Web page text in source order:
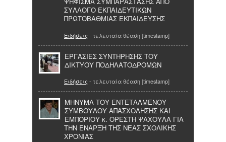
ΣΥΛΛΟΓΟ ΕΚΠΑΙΔΕΥΤΙΚΩΝ
ΠΡΩΤΟΒΑΘΜΙΑΣ ΕΚΠΑΙΔΕΥΣΗΣ
Ειδήσεις - τελευταία θέαση [timestamp]
ΕΡΓΑΣΙΕΣ ΣΥΝΤΗΡΗΣΗΣ ΤΟΥ
ΔΙΚΤΥΟΥ ΠΟΔΗΛΑΤΟΔΡΟΜΩΝ
Ειδήσεις - τελευταία θέαση [timestamp]
ΜΗΝΥΜΑ ΤΟΥ ΕΝΤΕΤΑΛΜΕΝΟΥ
ΣΥΜΒΟΥΛΟΥ ΑΠΑΣΧΟΛΗΣΗΣ ΚΑΙ
ΕΜΠΟΡΙΟΥ κ. ΟΡΕΣΤΗ ΨΑΧΟΥΛΑ ΓΙΑ
ΤΗΝ ΕΝΑΡΞΗ ΤΗΣ ΝΕΑΣ ΣΧΟΛΙΚΗΣ
ΧΡΟΝΙΑΣ